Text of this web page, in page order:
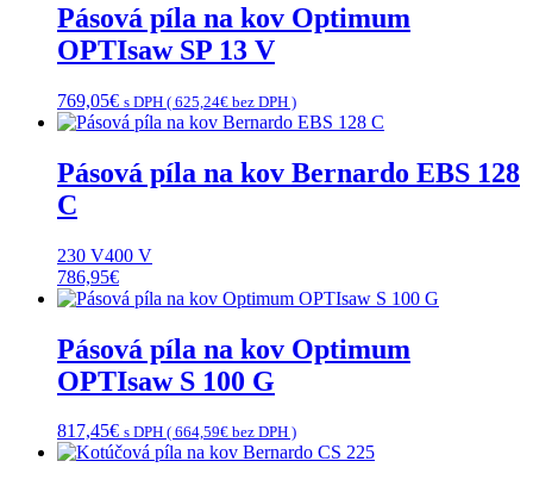
Pásová píla na kov Optimum
OPTIsaw SP 13 V
769,05€ s DPH ( 625,24€ bez DPH )
Pásová píla na kov Bernardo EBS 128
C
230 V400 V
786,95€
Pásová píla na kov Optimum
OPTIsaw S 100 G
817,45€ s DPH ( 664,59€ bez DPH )